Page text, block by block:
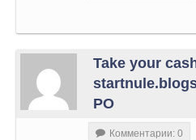
Take your
PO
Комментарии: 0